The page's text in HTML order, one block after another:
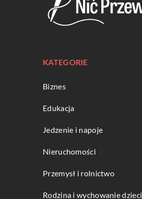
KATEGORIE
Biznes
Edukacja
Jedzenie i napoje
Nieruchomości
Przemysł i rolnictwo
Rodzina i wychowanie dzieci